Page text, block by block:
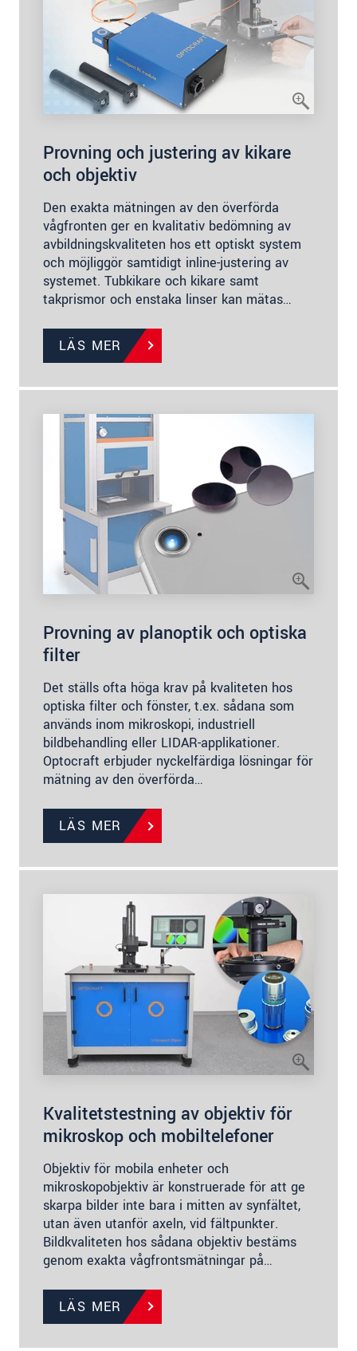
Provning och justering av kikare
och objektiv
Den exakta mätningen av den överförda
vågfronten ger en kvalitativ bedömning av
avbildningskvaliteten hos ett optiskt system
och möjliggör samtidigt inline-justering av
systemet. Tubkikare och kikare samt
takprismor och enstaka linser kan mätas…
LÄS MER
Provning av planoptik och optiska
filter
Det ställs ofta höga krav på kvaliteten hos
optiska filter och fönster, t.ex. sådana som
används inom mikroskopi, industriell
bildbehandling eller LIDAR-applikationer.
Optocraft erbjuder nyckelfärdiga lösningar för
mätning av den överförda…
LÄS MER
Kvalitetstestning av objektiv för
mikroskop och mobiltelefoner
Objektiv för mobila enheter och
mikroskopobjektiv är konstruerade för att ge
skarpa bilder inte bara i mitten av synfältet,
utan även utanför axeln, vid fältpunkter.
Bildkvaliteten hos sådana objektiv bestäms
genom exakta vågfrontsmätningar på…
LÄS MER